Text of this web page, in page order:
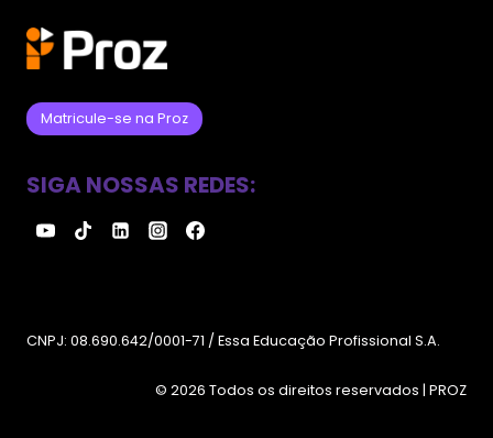
Matricule-se na Proz
SIGA NOSSAS REDES:
CNPJ: 08.690.642/0001-71 / Essa Educação Profissional S.A.
© 2026 Todos os direitos reservados | PROZ